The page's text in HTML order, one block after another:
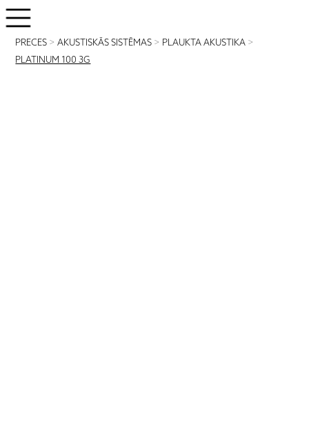
PRECES >AKUSTISKĀS SISTĒMAS > PLAUKTA AKUSTIKA >
PLATINUM 100 3G